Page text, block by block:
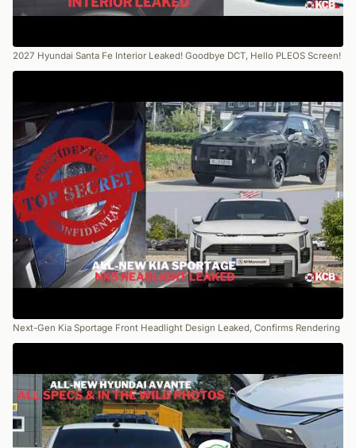
2027 Hyundai Santa Fe Interior Leaked! Goodbye DCT, Hello PLEOS Screen!
Next-Gen Kia Sportage Front Headlight Design Leaked, Confirms Rendering